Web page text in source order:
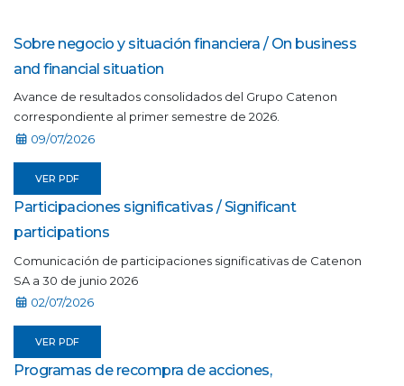
Sobre negocio y situación financiera / On business
and financial situation
Avance de resultados consolidados del Grupo Catenon
correspondiente al primer semestre de 2026.
09/07/2026
VER PDF
Participaciones significativas / Significant
participations
Comunicación de participaciones significativas de Catenon
SA a 30 de junio 2026
02/07/2026
VER PDF
Programas de recompra de acciones,